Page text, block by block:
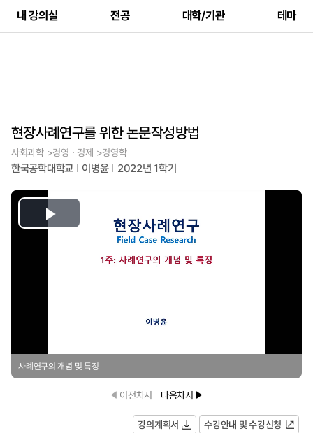
내 강의실 전공 대학/기관 테마
현장사례연구를 위한 논문작성방법
사회과학 >경영ㆍ경제 >경영학
한국공학대학교 이병윤 2022년 1학기
Play
Video
사례연구의 개념 및 특징
이전차시 다음차시
강의계획서
수강안내 및 수강신청